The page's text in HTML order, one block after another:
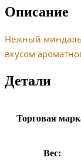
Описание
Нежный
вкусом
Детали
Торговая
Вес: